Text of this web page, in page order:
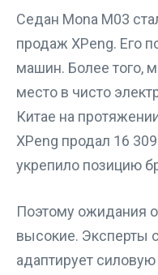
Седан Mona M03
продаж XPeng. Его
машин. Более того,
место в чисто
Китае на
XPeng продал 16
укрепило позицию
Поэтому ожидания
высокие. Эксперты
адаптирует